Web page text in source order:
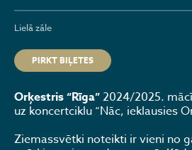
Lielā zāle
PIRKT BIĻETES
Orķestris “Rīga”2024/2025.
uz koncertciklu “Nāc, ieklausies
Ziemassvētki noteikti ir vieni no